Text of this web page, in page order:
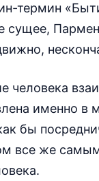
термин
сущее,
человека
именно в
бы
все же